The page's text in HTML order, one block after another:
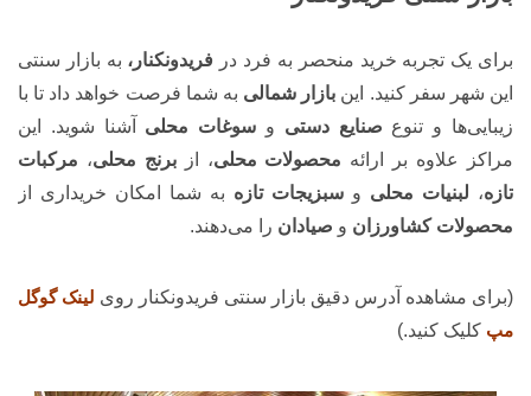
برای یک تجربه خرید منحصر به فرد در فریدونکنار، به بازار سنتی
این شهر سفر کنید. این بازار شمالی به شما فرصت خواهد داد تا با
زیبایی‌ها و تنوع صنایع دستی و سوغات محلی آشنا شوید. این
مراکز علاوه بر ارائه محصولات محلی، ازبرنج محلی، مرکبات
تازه، لبنیات محلی و سبزیجات تازه به شما امکان خریداری از
محصولات کشاورزان و صیادان را می‌دهند.
(برای مشاهده آدرس دقیق بازار سنتی فریدونکنار روی لینک گوگل
مپ کلیک کنید.)